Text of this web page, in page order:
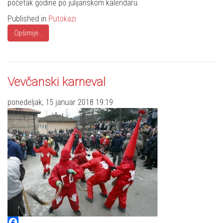
početak godine po julijanskom kalendaru.
Published in Putokazi
Opširnije...
Vevčanski karneval
ponedeljak, 15 januar 2018 19:19